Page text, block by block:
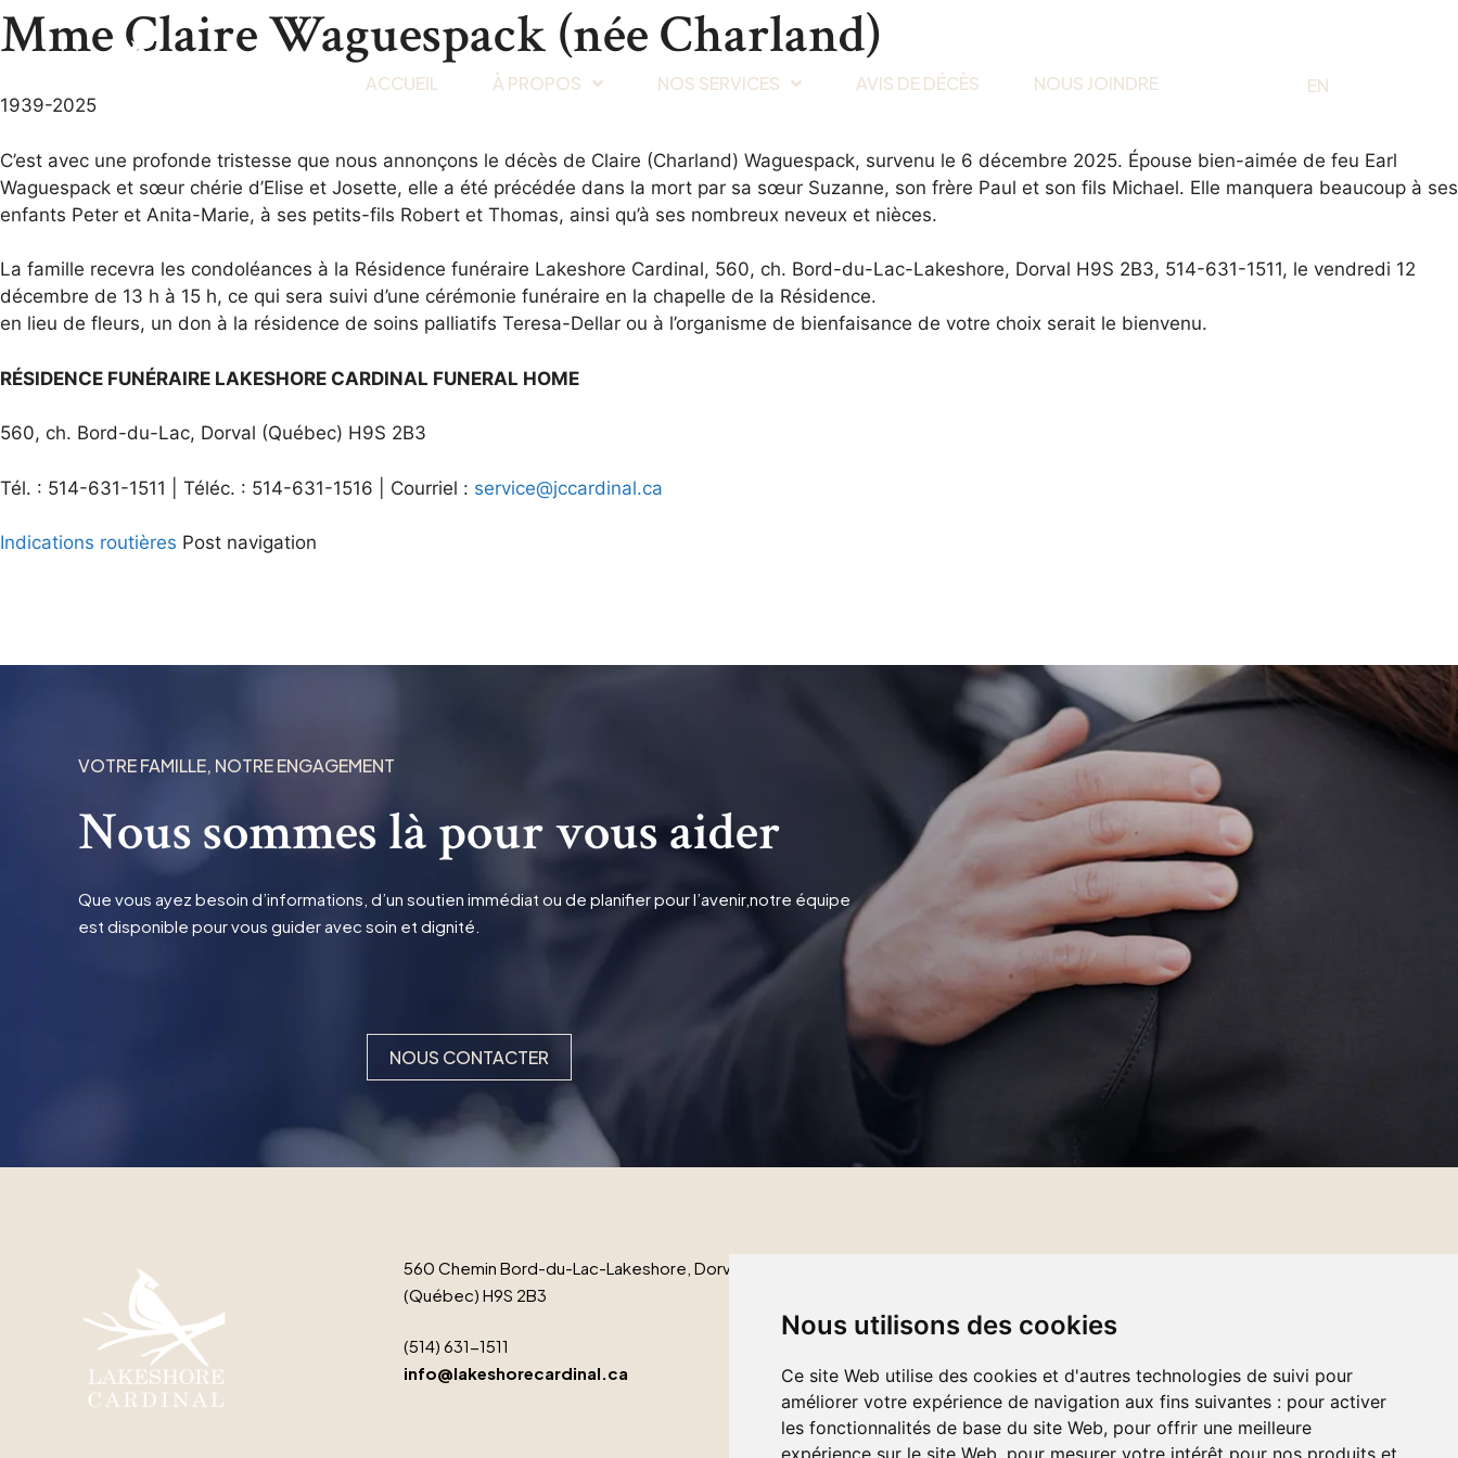
Nous utilisons des cookies
Ce site Web utilise des cookies et d'autres technologies de suivi pour
améliorer votre expérience de navigation aux fins suivantes : pour activer
les fonctionnalités de base du site Web, pour offrir une meilleure
expérience sur le site Web pour mesurer votre intérêt pour nos produits et
ACCUEIL À PROPOS NOS SERVICES AVIS DE DÉCÈS NOUS JOINDRE EN
Mme Claire Waguespack (née Charland)
1939-2025
C’est avec une profonde tristesse que nous annonçons le décès de Claire (Charland) Waguespack, survenu le 6 décembre 2025. Épouse bien-aimée de feu Earl
Waguespack et sœur chérie d’Elise et Josette, elle a été précédée dans la mort par sa sœur Suzanne, son frère Paul et son fils Michael. Elle manquera beaucoup à ses
enfants Peter et Anita-Marie, à ses petits-fils Robert et Thomas, ainsi qu’à ses nombreux neveux et nièces.
La famille recevra les condoléances à la Résidence funéraire Lakeshore Cardinal, 560, ch. Bord-du-Lac-Lakeshore, Dorval H9S 2B3, 514-631-1511, le vendredi 12
décembre de 13 h à 15 h, ce qui sera suivi d’une cérémonie funéraire en la chapelle de la Résidence.
en lieu de fleurs, un don à la résidence de soins palliatifs Teresa-Dellar ou à l’organisme de bienfaisance de votre choix serait le bienvenu.
RÉSIDENCE FUNÉRAIRE LAKESHORE CARDINAL FUNERAL HOME
560, ch. Bord-du-Lac, Dorval (Québec) H9S 2B3
Tél. : 514-631-1511 | Téléc. : 514-631-1516 | Courriel : service@jccardinal.ca
Indications routières Post navigation
VOTRE FAMILLE, NOTRE ENGAGEMENT
Nous sommes là pour vous aider
Que vous ayez besoin d’informations, d’un soutien immédiat ou de planifier pour l’avenir,notre équipe
est disponible pour vous guider avec soin et dignité.
NOUS CONTACTER
560 Chemin Bord-du-Lac-Lakeshore, Dorval
(Québec) H9S 2B3
(514) 631-1511
info@lakeshorecardinal.ca
À PROPOS
AVIS DE DÉCÈS
NOUS JOINDRE